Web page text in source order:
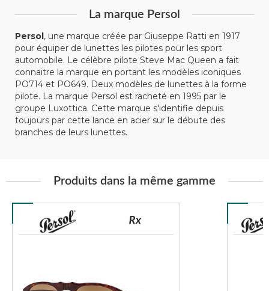
La marque Persol
Persol, une marque créée par Giuseppe Ratti en 1917
pour équiper de lunettes les pilotes pour les sport
automobile. Le célèbre pilote Steve Mac Queen a fait
connaitre la marque en portant les modèles iconiques
PO714 et PO649. Deux modèles de lunettes à la forme
pilote. La marque Persol est racheté en 1995 par le
groupe Luxottica. Cette marque s'identifie depuis
toujours par cette lance en acier sur le débute des
branches de leurs lunettes.
Produits dans la même gamme